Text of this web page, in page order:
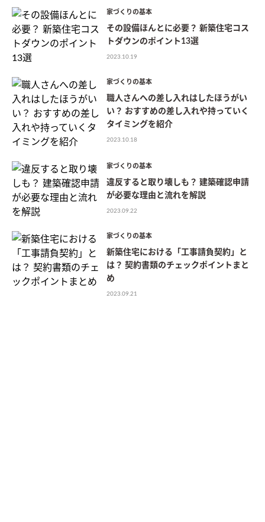
家づくりの基本
その設備ほんとに必要？ 新築住宅コス
トダウンのポイント13選
2023.10.19
家づくりの基本
職人さんへの差し入れはしたほうがい
い？ おすすめの差し入れや持っていく
タイミングを紹介
2023.10.18
家づくりの基本
違反すると取り壊しも？ 建築確認申請
が必要な理由と流れを解説
2023.09.22
家づくりの基本
新築住宅における「工事請負契約」と
は？ 契約書類のチェックポイントまと
め
2023.09.21